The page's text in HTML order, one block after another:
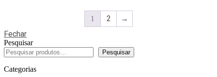
1 2
→
Fechar
Pesquisar
Pesquisar
Categorias